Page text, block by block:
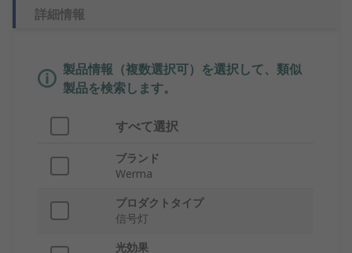
詳細情報
製品情報（複数選択可）を選択して、類似
製品を検索します。
すべて選択
ブランド
Werma
プロダクトタイプ
信号灯
光効果